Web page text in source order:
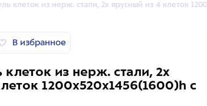
клеток из нерж. стали, 2х ярусный из 4 клеток
В избранное
из нерж. стали, 2х
1200х520х1456(1600)h с